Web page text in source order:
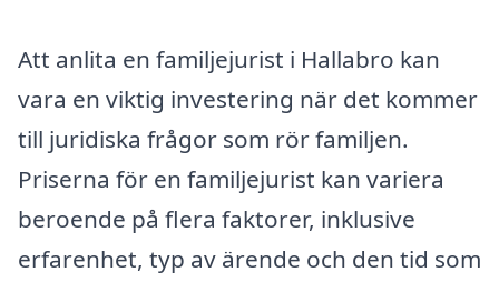
Att anlita en familjejurist i Hallabro kan
vara en viktig investering när det kommer
till juridiska frågor som rör familjen.
Priserna för en familjejurist kan variera
beroende på flera faktorer, inklusive
erfarenhet, typ av ärende och den tid som